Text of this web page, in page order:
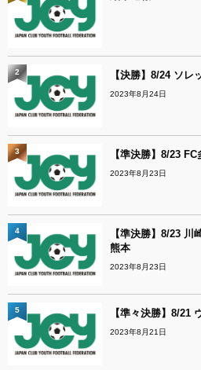
【決勝】8/24 ソ
2023年8月24日
2
【準決勝】8/23
2023年8月23日
3
【準決勝】8/23
熊本
2023年8月23日
4
【準々決勝】8/21
2023年8月21日
5